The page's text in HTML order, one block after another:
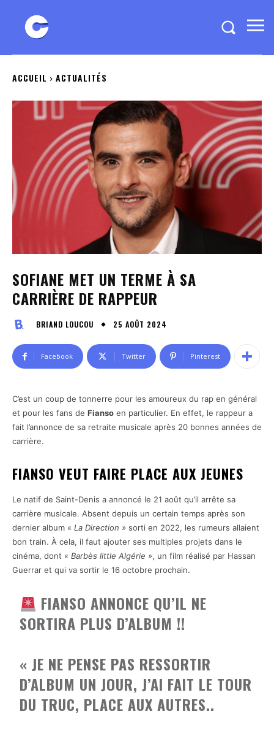
ACCUEIL ACTUALITÉS
SOFIANE MET UN TERME À SA
CARRIÈRE DE RAPPEUR
BRIAND LOUCOU 25 AOÛT 2024
Facebook Twitter Pinterest
C’est un coup de tonnerre pour les amoureux du rap en général
et pour les fans de Fianso en particulier. En effet, le rappeur a
fait l’annonce de sa retraite musicale après 20 bonnes années de
carrière.
FIANSO VEUT FAIRE PLACE AUX JEUNES
Le natif de Saint-Denis a annoncé le 21 août qu’il arrête sa
carrière musicale. Absent depuis un certain temps après son
dernier album « La Direction » sorti en 2022, les rumeurs allaient
bon train. À cela, il faut ajouter ses multiples projets dans le
cinéma, dont « Barbès little Algérie », un film réalisé par Hassan
Guerrar et qui va sortir le 16 octobre prochain.
FIANSO ANNONCE QU’IL NE
SORTIRA PLUS D’ALBUM !!
« JE NE PENSE PAS RESSORTIR
D’ALBUM UN JOUR, J’AI FAIT LE TOUR
DU TRUC, PLACE AUX AUTRES..